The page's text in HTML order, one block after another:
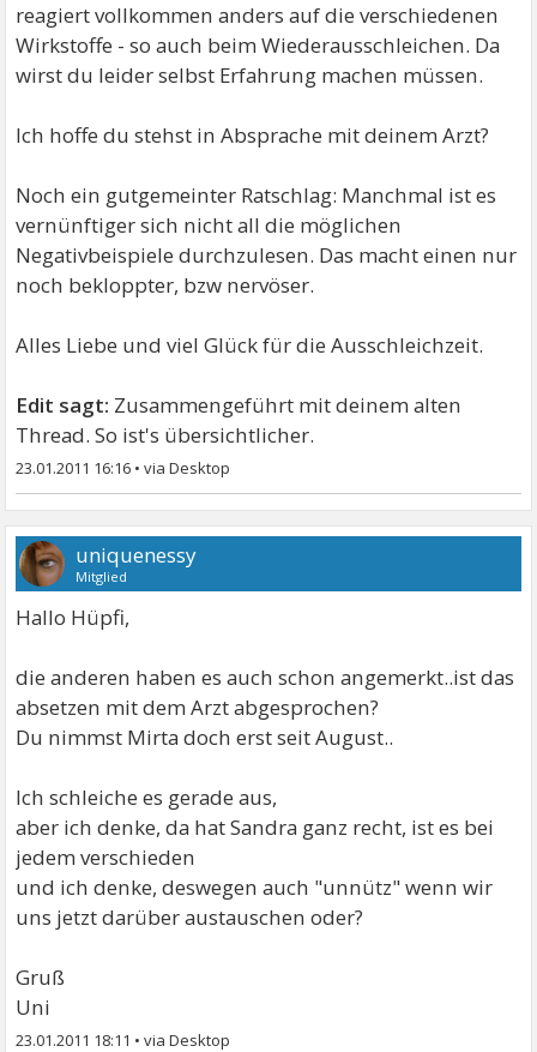
reagiert vollkommen anders auf die verschiedenen
Wirkstoffe - so auch beim Wiederausschleichen. Da
wirst du leider selbst Erfahrung machen müssen.
Ich hoffe du stehst in Absprache mit deinem Arzt?
Noch ein gutgemeinter Ratschlag: Manchmal ist es
vernünftiger sich nicht all die möglichen
Negativbeispiele durchzulesen. Das macht einen nur
noch bekloppter, bzw nervöser.
Alles Liebe und viel Glück für die Ausschleichzeit.
Edit sagt: Zusammengeführt mit deinem alten
Thread. So ist's übersichtlicher.
23.01.2011 16:16 •
uniquenessy
Mitglied
Hallo Hüpfi,
die anderen haben es auch schon angemerkt..ist das
absetzen mit dem Arzt abgesprochen?
Du nimmst Mirta doch erst seit August..
Ich schleiche es gerade aus,
aber ich denke, da hat Sandra ganz recht, ist es bei
jedem verschieden
und ich denke, deswegen auch "unnütz" wenn wir
uns jetzt darüber austauschen oder?
Gruß
Uni
23.01.2011 18:11 •